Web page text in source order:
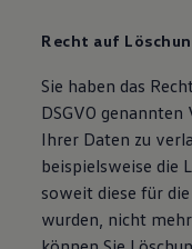
Recht auf
Sie haben das
DSGVO genannten
Ihrer Daten zu
beispielsweise die
soweit diese für
wurden, nicht